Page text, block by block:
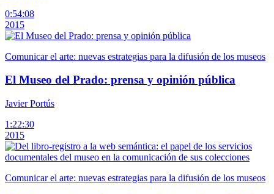
0:54:08
2015
Comunicar el arte: nuevas estrategias para la difusión de los museos
El Museo del Prado: prensa y opinión pública
Javier Portús
1:22:30
2015
Comunicar el arte: nuevas estrategias para la difusión de los museos